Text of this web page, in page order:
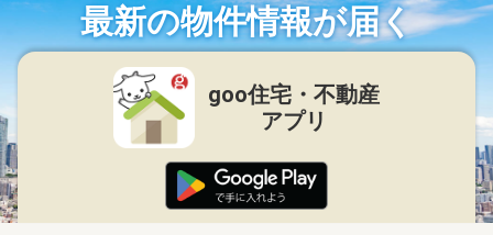
最新の物件情報が届く
goo住宅・不動産
アプリ